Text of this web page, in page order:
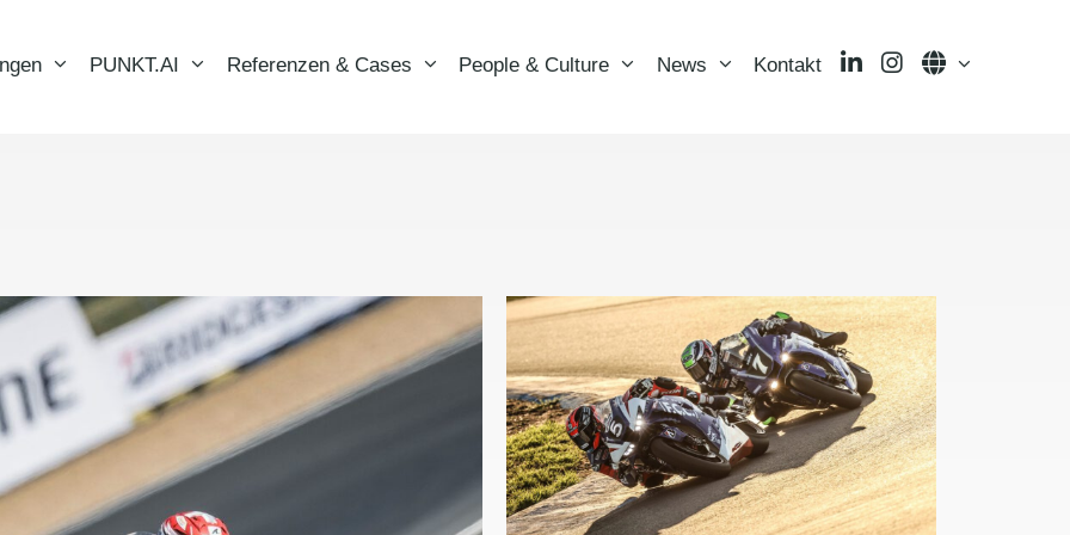
PUNKT.AI Referenzen & Cases People & Culture News Kontakt LinkedInInstagramLanguage